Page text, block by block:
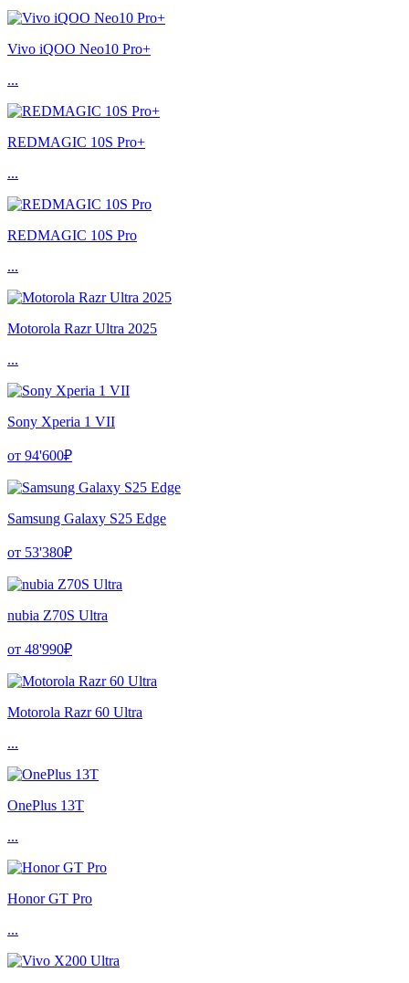
Vivo iQOO Neo10 Pro+
...
REDMAGIC 10S Pro+
...
REDMAGIC 10S Pro
...
Motorola Razr Ultra 2025
...
Sony Xperia 1 VII
от 94'600₽
Samsung Galaxy S25 Edge
от 53'380₽
nubia Z70S Ultra
от 48'990₽
Motorola Razr 60 Ultra
...
OnePlus 13T
...
Honor GT Pro
...